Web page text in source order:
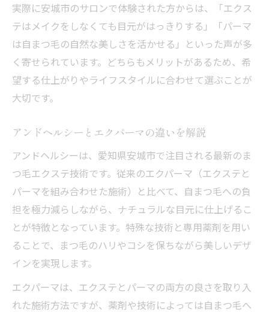
実際に安城市のサロンで体験された方からは、「エクス
テはメイクをしなくても目元がはっきりする」「パーマ
は自まつ毛の自然な美しさを活かせる」といった声が多
く寄せられています。どちらもメリットがあるため、希
望する仕上がりやライフスタイルに合わせて選ぶことが
大切です。
アンドヘルシーとエクパーマの違いを解説
アンドヘルシーは、愛知県安城市で注目される最新のま
つ毛エクステ技術です。従来のエクパーマ（エクステと
パーマを組み合わせた施術）と比べて、自まつ毛への負
担を極力減らしながら、ナチュラルな目元に仕上げるこ
とが特徴となっています。特殊な技術と専用薬剤を用い
ることで、まつ毛のハリやコシを保ちながら美しいデザ
インを実現します。
エクパーマは、エクステとパーマの両方の良さを取り入
れた施術方法ですが、薬剤や技術によっては自まつ毛へ